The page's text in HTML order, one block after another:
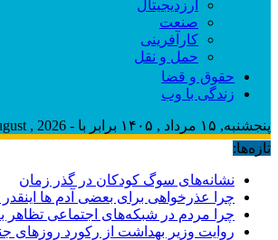
ارزدیجیتال
صنعت
کارآفرینی
حمل و نقل
حقوق و قضا
زندگی با وب
پنجشنبه, ۱۵ مرداد , ۱۴۰۵ برابر با - Thursday, 6 August , 2026
تازه‌ها:
نشانه‌های سوگ کودکان در گذر زمان
چرا عذرخواهی برای بعضی آدم ها
چرا مردم در شبکه‌های اجتماعی تظاهر
روایت وزیر بهداشت از رکورد روزهای